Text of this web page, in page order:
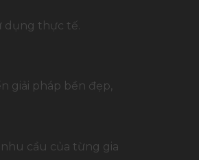
dụng thực tế.
giải pháp bền đẹp,
cầu của từng gia